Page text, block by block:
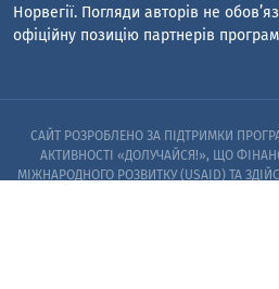
Норвегії. Погляди авторів не
офіційну позицію партнерів
САЙТ РОЗРОБЛЕНО ЗА ПІДТРИМКИ
АКТИВНОСТІ «ДОЛУЧАЙСЯ!», ЩО
МІЖНАРОДНОГО РОЗВИТКУ (USAID) ТА